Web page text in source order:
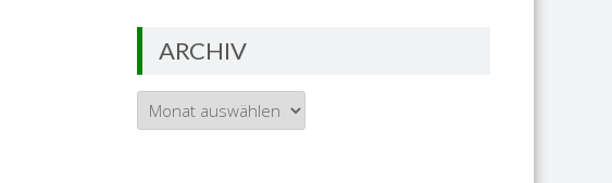
ARCHIV
Archiv